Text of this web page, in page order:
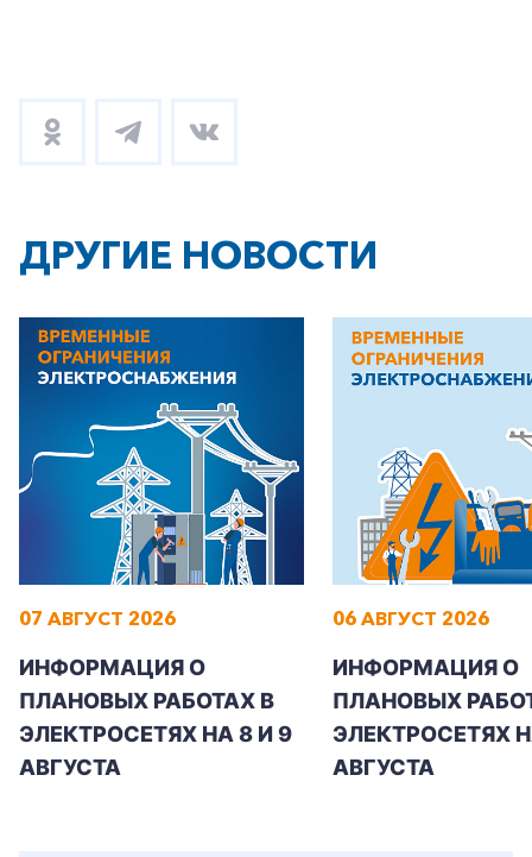
ДРУГИЕ НОВОСТИ
07 АВГУСТ 2026
ИНФОРМАЦИЯ О
ПЛАНОВЫХ РАБОТАХ В
ЭЛЕКТРОСЕТЯХ НА 8 И 9
АВГУСТА
06 АВГУСТ 2026
ИНФОРМАЦИЯ О
ПЛАНОВЫХ
ЭЛЕКТРОСЕТЯХ
АВГУСТА